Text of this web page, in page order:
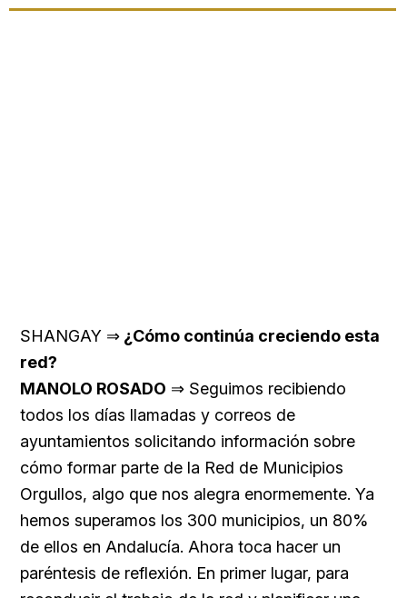
SHANGAY ⇒ ¿Cómo continúa creciendo esta
red?
MANOLO ROSADO ⇒ Seguimos recibiendo
todos los días llamadas y correos de
ayuntamientos solicitando información sobre
cómo formar parte de la Red de Municipios
Orgullos, algo que nos alegra enormemente. Ya
hemos superamos los 300 municipios, un 80%
de ellos en Andalucía. Ahora toca hacer un
paréntesis de reflexión. En primer lugar, para